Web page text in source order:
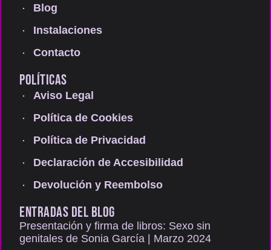
Blog
Instalaciones
Contacto
POLÍTICAS
Aviso Legal
Política de Cookies
Política de Privacidad
Declaración de Accesibilidad
Devolución y Reembolso
ENTRADAS DEL BLOG
Presentación y firma de libros: Sexo sin
genitales de Sonia García | Marzo 2024